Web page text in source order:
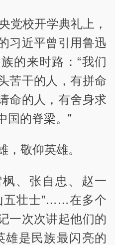
党校开学典礼上，
习近平曾引用鲁迅
的来时路：“我们
苦干的人，有拼命
命的人，有舍身求
的脊梁。”
，敬仰英雄。
、张自忠、赵一
五壮士”……在多个
一次次讲起他们的
雄是民族最闪亮的